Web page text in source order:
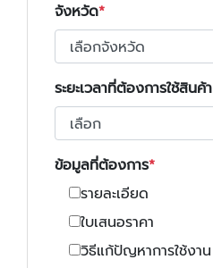
จังหวัด
ระยะเวลาที่ต้องการใช้สินค้า
ข้อมูลที่ต้องการ
รายละเอียด
ใบเสนอราคา
วิธีแก้ปัญหาการใช้งาน